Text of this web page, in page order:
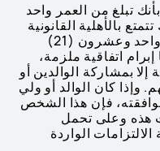
تبلغ من العمر واحد
تتمتع بالأهلية القانونية
الكاملة. وإذا كان عمرك أقل من واحد وعشرون (21)
اتفاقية ملزمة،
بمشاركة الوالدين أو
وإذا كان الوالد أو ولي
فإن هذا الشخص
هذه وعلى تحمل
الواردة